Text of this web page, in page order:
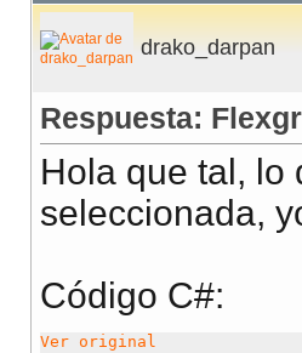
drako_darpan
Respuesta:
Hola que tal, lo
seleccionada,
Código C#:
Ver original